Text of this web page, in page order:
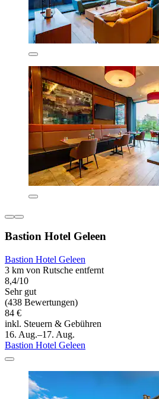
Bastion Hotel Geleen
Bastion Hotel Geleen
3 km von Rutsche entfernt
8,4/10
Sehr gut
(438 Bewertungen)
84 €
inkl. Steuern & Gebühren
16. Aug.–17. Aug.
Bastion Hotel Geleen